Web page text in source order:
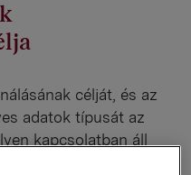
célját, és az
adatok típusát az
kapcsolatban áll